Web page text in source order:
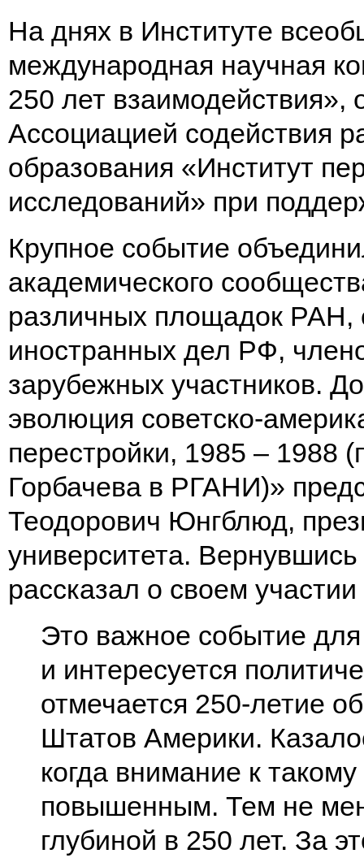
На днях в Институте
международная научная
250 лет взаимодействия»,
Ассоциацией содействия
образования «Институт
исследований» при
Крупное событие
академического
различных площадок РАН,
иностранных дел РФ,
зарубежных участников.
эволюция советско-
перестройки, 1985 –
Горбачева в РГАНИ)»
Теодорович Юнгблюд,
университета.
рассказал о своем
Это важное событие для
и интересуется
отмечается 250-летие
Штатов Америки.
когда внимание к
повышенным. Тем не
глубиной в 250 лет. За